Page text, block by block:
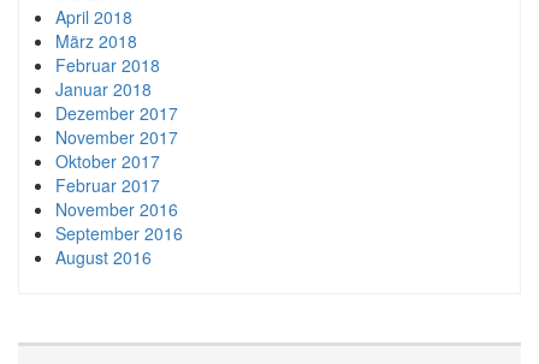
April 2018
März 2018
Februar 2018
Januar 2018
Dezember 2017
November 2017
Oktober 2017
Februar 2017
November 2016
September 2016
August 2016